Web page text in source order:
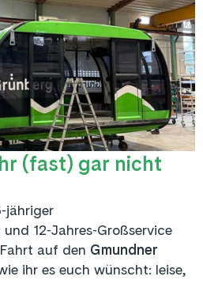
(fast) gar nicht
12‑Jahres‑Großservice
auf den Gmundner
ihr es euch wünscht: leise,